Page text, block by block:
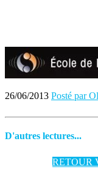
26/06/2013 Posté par
D'autres lectures...
RETOUR